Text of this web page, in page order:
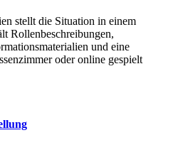
stellt die Situation in einem
Rollenbeschreibungen,
und eine
oder online gespielt